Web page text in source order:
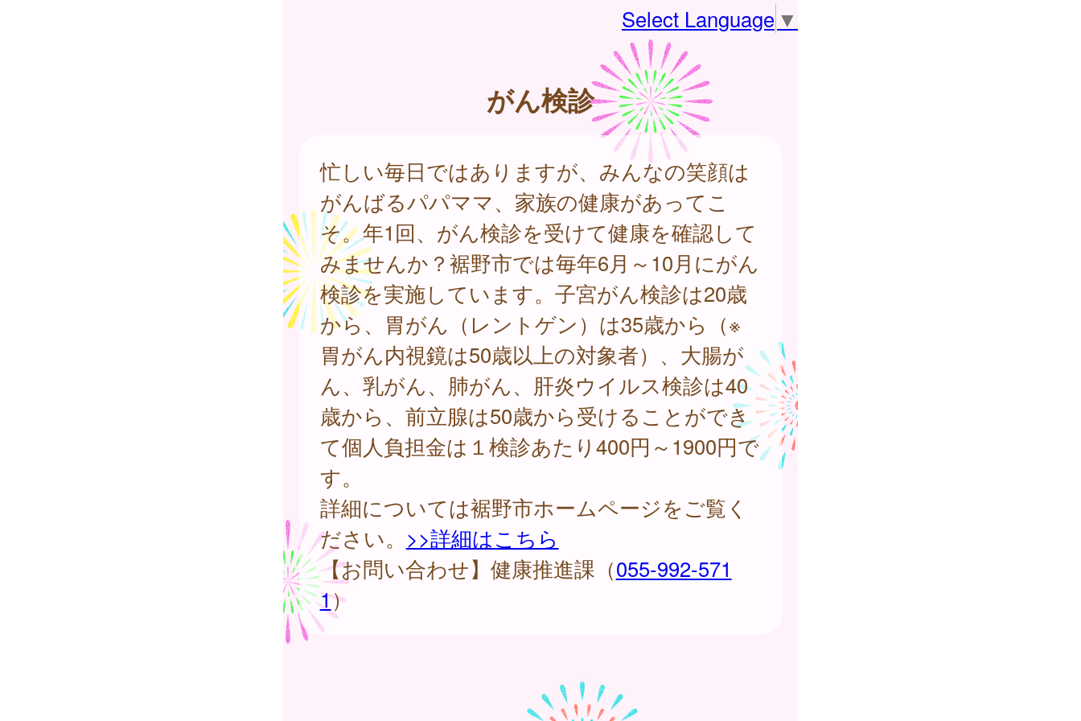
Select Language ▼
がん検診
忙しい毎日ではありますが、みんなの笑顔は
がんばるパパママ、家族の健康があってこ
そ。年1回、がん検診を受けて健康を確認して
みませんか？裾野市では毎年6月～10月にがん
検診を実施しています。子宮がん検診は20歳
から、胃がん（レントゲン）は35歳から（※
胃がん内視鏡は50歳以上の対象者）、大腸が
ん、乳がん、肺がん、肝炎ウイルス検診は40
歳から、前立腺は50歳から受けることができ
て個人負担金は１検診あたり400円～1900円で
す。
詳細については裾野市ホームページをご覧く
ださい。 >>詳細はこちら
【お問い合わせ】健康推進課（055-992-571
1）